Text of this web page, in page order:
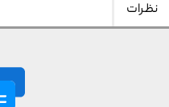
نظرات